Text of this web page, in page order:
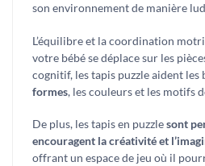
son environnement de manière
L’équilibre et la coordination
votre bébé se déplace sur les
cognitif, les tapis puzzle aident les
formes, les couleurs et les motifs
De plus, les tapis en puzzlesont
encouragent la créativité et
offrant un espace de jeu où il